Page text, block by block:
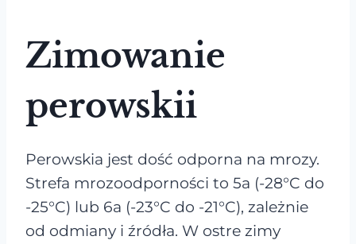
Zimowanie
perowskii
Perowskia jest dość odporna na mrozy.
Strefa mrozoodporności to 5a (-28°C do
-25°C) lub 6a (-23°C do -21°C), zależnie
od odmiany i źródła. W ostre zimy